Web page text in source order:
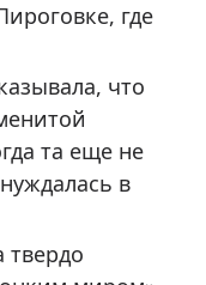
где
что
та еще не
в
твердо